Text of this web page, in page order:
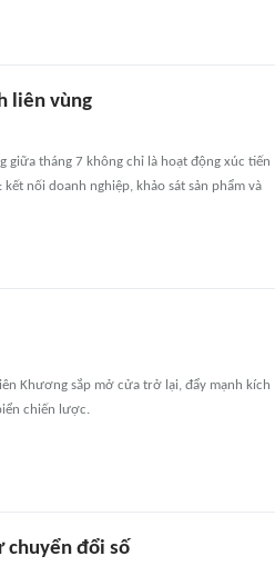
liên vùng
giữa tháng 7 không chỉ là hoạt động xúc tiến
nối doanh nghiệp, khảo sát sản phẩm và
Khương sắp mở cửa trở lại, đẩy mạnh kích
chiến lược.
chuyển đổi số